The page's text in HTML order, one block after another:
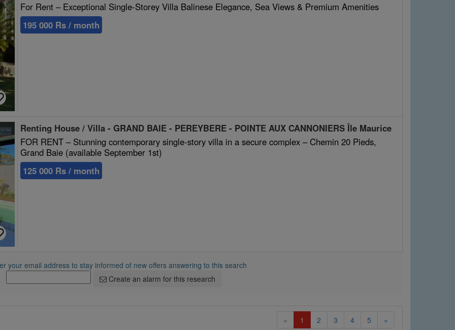
For Rent – Exceptional Single-Storey Villa Balinese Elegance, Sea Views & Premium Amenities
195 000 Rs / month
Renting House / Villa - GRAND BAIE - PEREYBERE - POINTE AUX CANNONIERS Île Maurice
FOR RENT – Stunning contemporary single-story villa in a secure complex – Chemin 20 Pieds,
Grand Baie (available September 1st)
125 000 Rs / month
your email address to stay informed of new offers answering to this search
Create an alarm for this research
« 1 (current)
2 3 4 5 »